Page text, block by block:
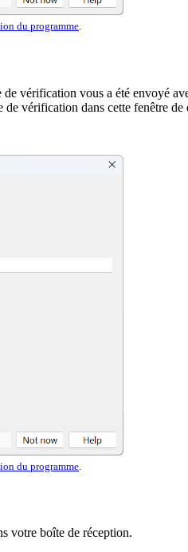
du programme
vérification vous a été envoyé
vérification dans cette fenêtre
du programme
votre boîte de réception.